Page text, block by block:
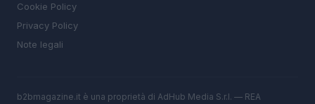
Cookie Policy
Privacy Policy
Note legali
b2bmagazine.it è una proprietà di AdHub Media S.r.l. — REA